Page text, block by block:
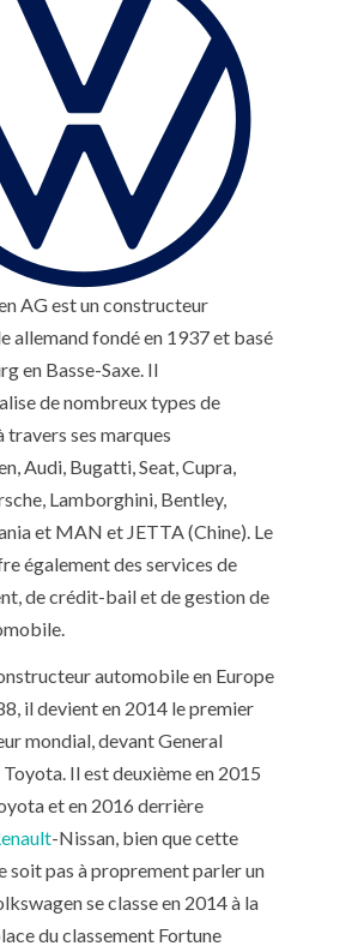
AG est un constructeur
allemand fondé en 1937 et basé
en Basse-Saxe. Il
de nombreux types de
travers ses marques
Audi, Bugatti, Seat, Cupra,
Lamborghini, Bentley,
et MAN et JETTA (Chine). Le
également des services de
de crédit-bail et de gestion de
automobile en Europe
il devient en 2014 le premier
mondial, devant General
Il est deuxième en 2015
et en 2016 derrière
-Nissan, bien que cette
soit pas à proprement parler un
se classe en 2014 à la
du classement Fortune